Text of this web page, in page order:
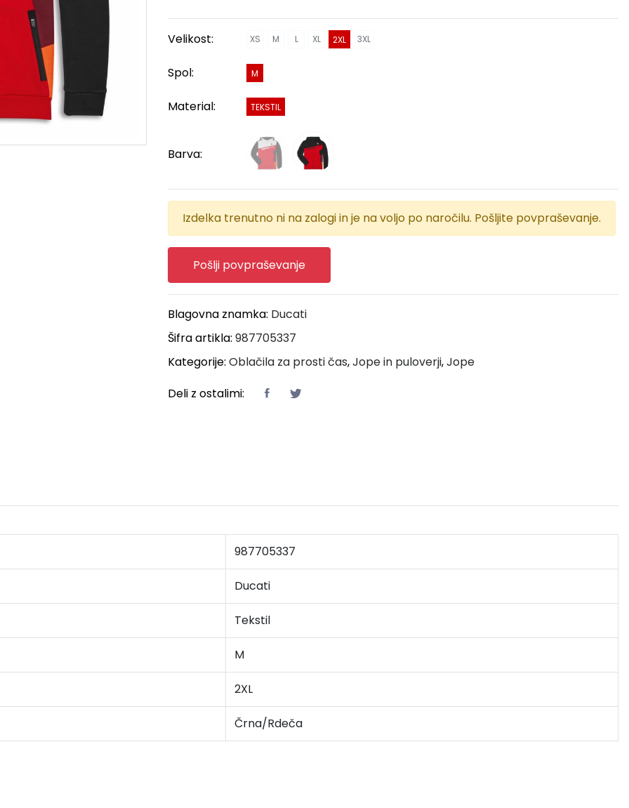
Velikost: XS M L XL 2XL 3XL
Spol: M
Material: TEKSTIL
Barva:
Izdelka trenutno ni na zalogi in je na voljo po naročilu. Pošljite povpraševanje.
Pošlji povpraševanje
Blagovna znamka: Ducati
Šifra artikla: 987705337
Kategorije: Oblačila za prosti čas,Jope in puloverji,Jope
Deli z ostalimi:
987705337
Ducati
Tekstil
M
2XL
Črna/Rdeča